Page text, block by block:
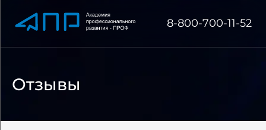
8-800-700-11-52
Отзывы